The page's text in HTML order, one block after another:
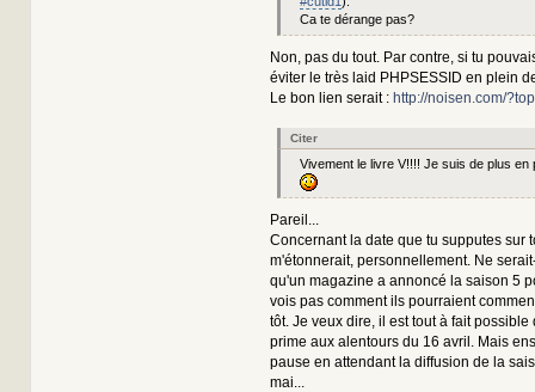
Ca te dérange pas?
Non, pas du tout. Par contre, si tu
éviter le très laid PHPSESSID en plein
Le bon lien serait : http://noisen.com/
Citer
Vivement le livre V!!!! Je suis de plus en
Pareil...
Concernant la date que tu supputes sur
m'étonnerait, personnellement. Ne
qu'un magazine a annoncé la saison 5
vois pas comment ils pourraient
tôt. Je veux dire, il est tout à fait possible
prime aux alentours du 16 avril. Mais
pause en attendant la diffusion de la
mai...